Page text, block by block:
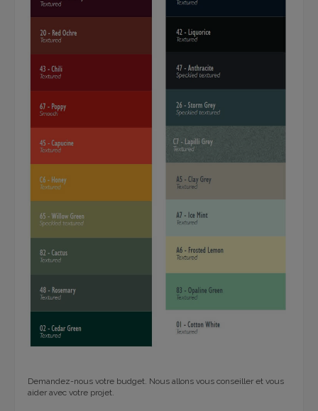
Demandez-nous votre budget. Nous allons vous conseiller et vous
aider avec votre projet.